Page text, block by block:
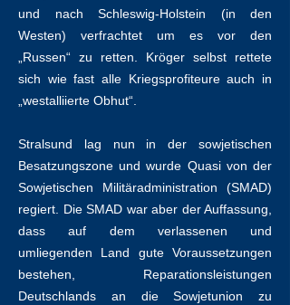
und nach Schleswig-Holstein (in den
Westen) verfrachtet um es vor den
„Russen“ zu retten. Kröger selbst rettete
sich wie fast alle Kriegsprofiteure auch in
„westalliierte Obhut“.
Stralsund lag nun in der sowjetischen
Besatzungszone und wurde Quasi von der
Sowjetischen Militäradministration (SMAD)
regiert. Die SMAD war aber der Auffassung,
dass auf dem verlassenen und
umliegenden Land gute Voraussetzungen
bestehen, Reparationsleistungen
Deutschlands an die Sowjetunion zu